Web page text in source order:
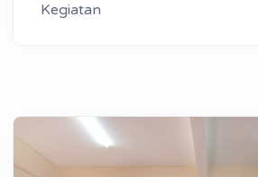
Kegiatan